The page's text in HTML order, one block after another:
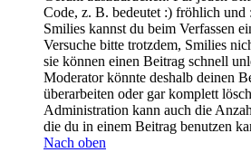
Code, z. B. bedeutet :) fröhlich
Smilies kannst du beim Verfassen
Versuche bitte trotzdem, Smilies
sie können einen Beitrag schnell
Moderator könnte deshalb deinen
überarbeiten oder gar komplett
Administration kann auch die
die du in einem Beitrag benutzen
Nach oben